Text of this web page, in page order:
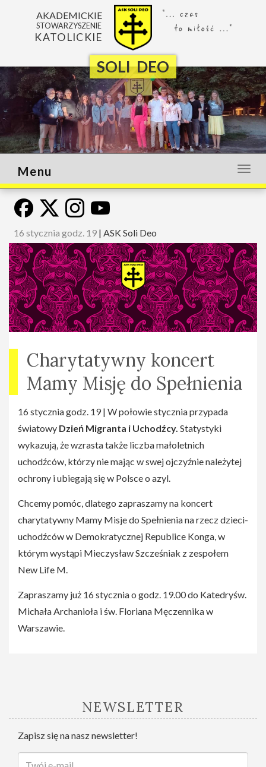
SOLI DEO
AKADEMICKIE
STOWARZYSZENIE
KATOLICKIE
lub
Menu
16 stycznia godz. 19 | ASK Soli Deo
Charytatywny koncert
Mamy Misję do Spełnienia
16 stycznia godz. 19 | W połowie stycznia przypada
światowy Dzień Migranta i Uchodźcy. Statystyki
wykazują, że wzrasta także liczba małoletnich
uchodźców, którzy nie mając w swej ojczyźnie należytej
ochrony i ubiegają się w Polsce o azyl.
Chcemy pomóc, dlatego zapraszamy na koncert
charytatywny Mamy Misje do Spełnienia na rzecz dzieci-
uchodźców w Demokratycznej Republice Konga, w
którym wystąpi Mieczysław Szcześniak z zespołem
New Life M.
Zapraszamy już 16 stycznia o godz. 19.00 do Katedryśw.
Michała Archanioła i św. Floriana Męczennika w
Warszawie.
NEWSLETTER
Zapisz się na nasz newsletter!